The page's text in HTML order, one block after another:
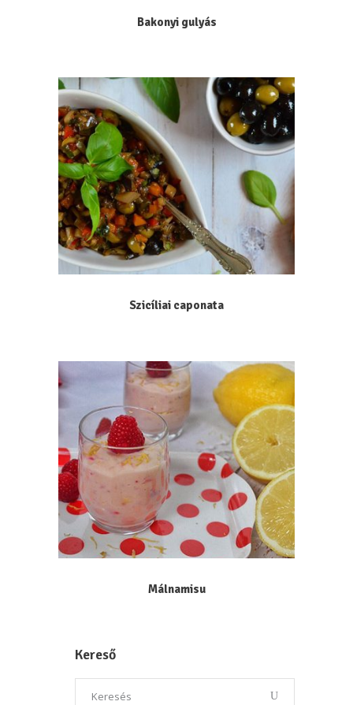
Bakonyi gulyás
Szicíliai caponata
Málnamisu
Kereső